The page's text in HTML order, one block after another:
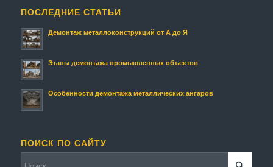
ПОСЛЕДНИЕ СТАТЬИ
Демонтаж металлоконструкций от А до Я
Этапы демонтажа промышленных объектов
Особенности демонтажа металлических ангаров
ПОИСК ПО САЙТУ